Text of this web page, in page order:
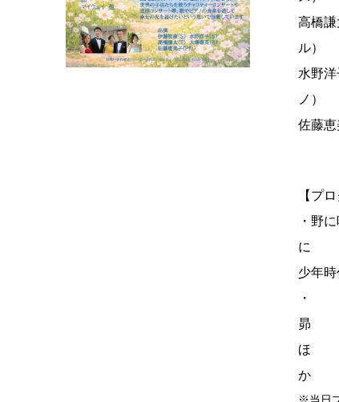
高橋
水野
佐藤恵
【プ
・野
に
少年
・
ほ